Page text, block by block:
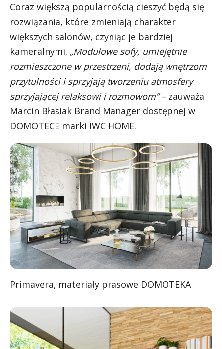
Coraz większą popularnością cieszyć będą się
rozwiązania, które zmieniają charakter
większych salonów, czyniąc je bardziej
kameralnymi. „Modułowe sofy, umiejętnie
rozmieszczone w przestrzeni, dodają wnętrzom
przytulności i sprzyjają tworzeniu atmosfery
sprzyjającej relaksowi i rozmowom”– zauważa
Marcin Błasiak Brand Manager dostępnej w
DOMOTECE marki IWC HOME.
Primavera, materiały prasowe DOMOTEKA